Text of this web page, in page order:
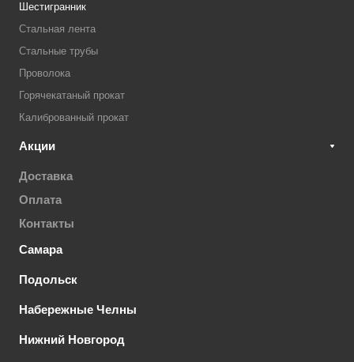
Шестигранник
Стальная лента
Стальные трубы
Проволока
Горячекатаный прокат
Калиброванный прокат
Акции
Доставка
Оплата
Контакты
Самара
Подольск
Набережные Челны
Нижний Новгород